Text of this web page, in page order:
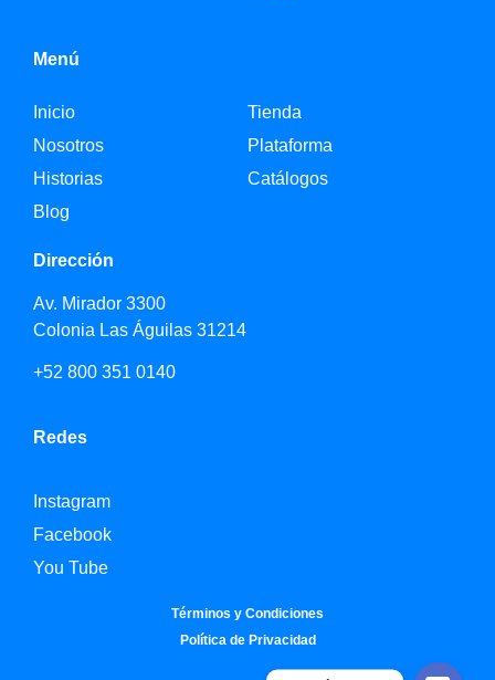
Menú
Inicio
Nosotros
Historias
Blog
Tienda
Plataforma
Catálogos
Dirección
Av. Mirador 3300
Colonia Las Águilas 31214
+52 800 351 0140
Redes
Instagram
Facebook
You Tube
Términos y Condiciones
Política de Privacidad